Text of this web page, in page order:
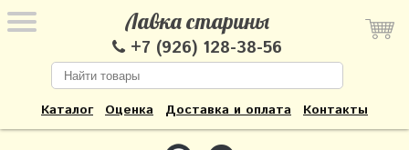
Лавка старины
+7 (926) 128-38-56
Каталог Оценка Доставка и оплата Контакты